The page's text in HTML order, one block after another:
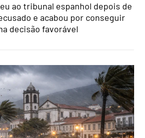
ao tribunal espanhol depois de
e acabou por conseguir
decisão favorável